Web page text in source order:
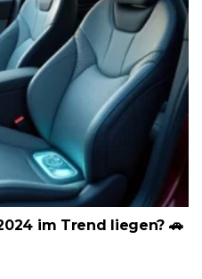
im Trend liegen? 🚗